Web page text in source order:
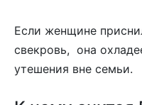
Если женщине
свекровь, она
утешения вне семьи.